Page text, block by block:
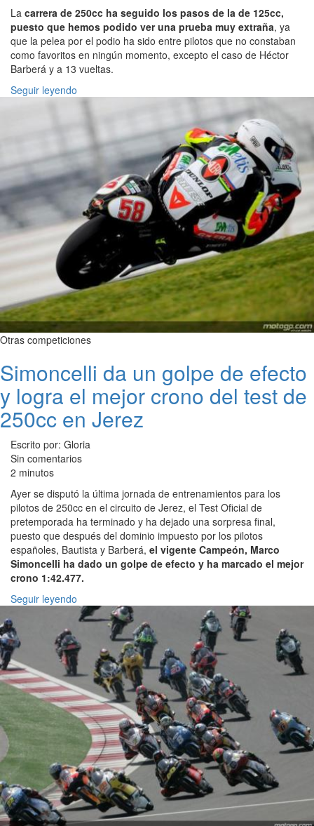
La carrera de 250cc ha seguido los pasos de la de 125cc,
puesto que hemos podido ver una prueba muy extraña, ya
que la pelea por el podio ha sido entre pilotos que no constaban
como favoritos en ningún momento, excepto el caso de Héctor
Barberá y a 13 vueltas.
Seguir leyendo
Otras competiciones
Simoncelli da un golpe de efecto
y logra el mejor crono del test de
250cc en Jerez
Escrito por: Gloria
Sin comentarios
2 minutos
Ayer se disputó la última jornada de entrenamientos para los
pilotos de 250cc en el circuito de Jerez, el Test Oficial de
pretemporada ha terminado y ha dejado una sorpresa final,
puesto que después del dominio impuesto por los pilotos
españoles, Bautista y Barberá, el vigente Campeón, Marco
Simoncelli ha dado un golpe de efecto y ha marcado el mejor
crono 1:42.477.
Seguir leyendo